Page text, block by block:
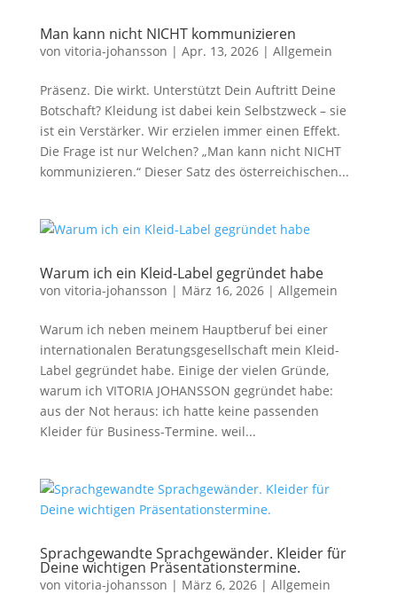
Man kann nicht NICHT kommunizieren
von vitoria-johansson | Apr. 13, 2026| Allgemein
Präsenz. Die wirkt. Unterstützt Dein Auftritt Deine
Botschaft? Kleidung ist dabei kein Selbstzweck – sie
ist ein Verstärker. Wir erzielen immer einen Effekt.
Die Frage ist nur Welchen? „Man kann nicht NICHT
kommunizieren.“ Dieser Satz des österreichischen...
Warum ich ein Kleid-Label gegründet habe
von vitoria-johansson | März 16, 2026| Allgemein
Warum ich neben meinem Hauptberuf bei einer
internationalen Beratungsgesellschaft mein Kleid-
Label gegründet habe. Einige der vielen Gründe,
warum ich VITORIA JOHANSSON gegründet habe:
aus der Not heraus: ich hatte keine passenden
Kleider für Business-Termine. weil...
Sprachgewandte Sprachgewänder. Kleider für
Deine wichtigen Präsentationstermine.
von vitoria-johansson | März 6, 2026| Allgemein